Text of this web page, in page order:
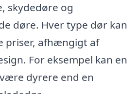
skydedøre og
døre. Hver type dør kan
priser, afhængigt af
For eksempel kan en
dyrere end en